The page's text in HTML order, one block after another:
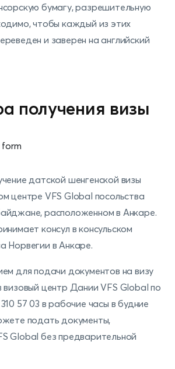
бумагу, разрешительную
чтобы каждый из этих
и заверен на английский
получения визы
датской шенгенской визы
центре VFS Global посольства
расположенном в Анкаре.
консул в консульском
Норвегии в Анкаре.
для подачи документов на визу
визовый центр Дании VFS Global по
57 03 в рабочие часы в будние
подать документы,
Global без предварительной